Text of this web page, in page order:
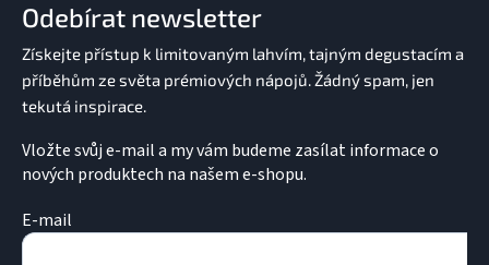
Odebírat newsletter
Vložte svůj e-mail a my vám budeme zasílat informace o
nových produktech na našem e-shopu.
E-mail